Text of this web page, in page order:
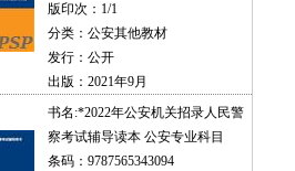
版印次：1/1
分类：公安其他教材
发行：公开
出版：2021年9月
书名:*2022年公安机关招录人民警
察考试辅导读本 公安专业科目
条码：9787565343094